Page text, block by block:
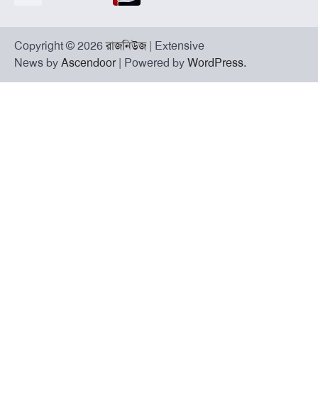
Copyright © 2026রাজনিউজ| Extensive
News by Ascendoor| Powered by WordPress.